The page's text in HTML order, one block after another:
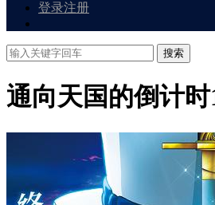
登录注册
搜索
通向天国的倒计时